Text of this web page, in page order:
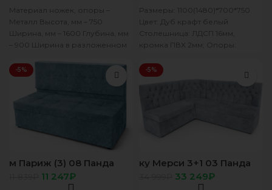
Материал ножек, опоры –
Металл Высота, мм – 750
Ширина, мм – 1600 Глубина, мм
– 900 Ширина в разложенном
Размеры: 1100(1480)*700*750
Цвет: Дуб крафт белый
Столешница: ЛДСП 16мм,
кромка ПВХ 2мм; Опоры:
разложения: вставка ЛДСП.
-5%
м Париж (3) 08 Панда
серо голубой
11 247₽
-5%
ку Мерси 3+1 03 Панда
33 249₽